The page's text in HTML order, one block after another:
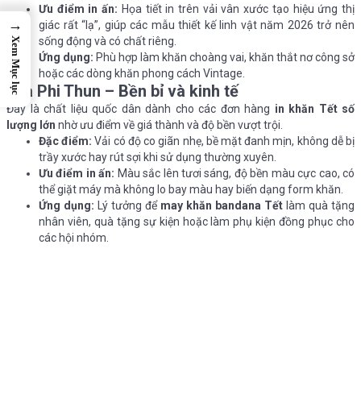
Ưu điểm in ấn: Họa tiết in trên vải vân xước tạo hiệu ứng thị
giác rất “lạ”, giúp các mẫu thiết kế linh vật năm 2026 trở nên
sống động và có chất riêng.
Ứng dụng: Phù hợp làm khăn choàng vai, khăn thắt nơ công sở
hoặc các dòng khăn phong cách Vintage.
Lụa Phi Thun – Bền bỉ và kinh tế
Đây là chất liệu quốc dân dành cho các đơn hàng in khăn Tết số
lượng lớn nhờ ưu điểm về giá thành và độ bền vượt trội.
Đặc điểm: Vải có độ co giãn nhẹ, bề mặt đanh mịn, không dễ bị
trầy xước hay rút sợi khi sử dụng thường xuyên.
Ưu điểm in ấn: Màu sắc lên tươi sáng, độ bền màu cực cao, có
thể giặt máy mà không lo bay màu hay biến dạng form khăn.
Ứng dụng: Lý tưởng để may khăn bandana Tết làm quà tặng
nhân viên, quà tặng sự kiện hoặc làm phụ kiện đồng phục cho
các hội nhóm.
→
Xem Mục lục